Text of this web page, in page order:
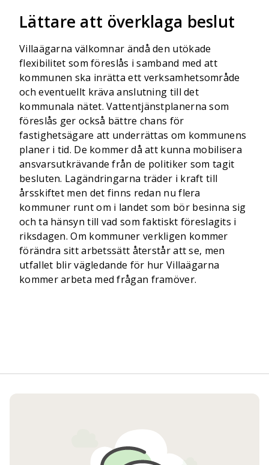
Lättare att överklaga beslut
Villaägarna välkomnar ändå den utökade
flexibilitet som föreslås i samband med att
kommunen ska inrätta ett verksamhetsområde
och eventuellt kräva anslutning till det
kommunala nätet. Vattentjänstplanerna som
föreslås ger också bättre chans för
fastighetsägare att underrättas om kommunens
planer i tid. De kommer då att kunna mobilisera
ansvarsutkrävande från de politiker som tagit
besluten. Lagändringarna träder i kraft till
årsskiftet men det finns redan nu flera
kommuner runt om i landet som bör besinna sig
och ta hänsyn till vad som faktiskt föreslagits i
riksdagen. Om kommuner verkligen kommer
förändra sitt arbetssätt återstår att se, men
utfallet blir vägledande för hur Villaägarna
kommer arbeta med frågan framöver.